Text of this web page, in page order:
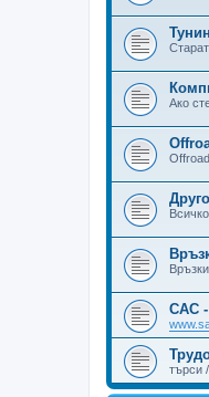
Ако
Друго
САС -
търси